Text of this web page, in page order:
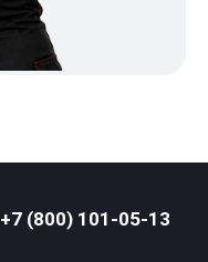
+7 (800) 101-05-13